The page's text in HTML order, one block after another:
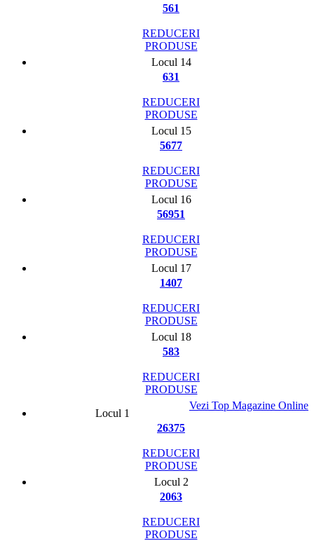
561
REDUCERI
PRODUSE
Locul 14
631
REDUCERI
PRODUSE
Locul 15
5677
REDUCERI
PRODUSE
Locul 16
56951
REDUCERI
PRODUSE
Locul 17
1407
REDUCERI
PRODUSE
Locul 18
583
REDUCERI
PRODUSE
Vezi Top Magazine Online
Locul 1
26375
REDUCERI
PRODUSE
Locul 2
2063
REDUCERI
PRODUSE